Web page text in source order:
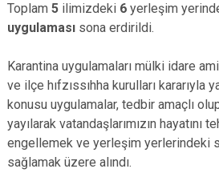
Toplam 5 ilimizdeki 6 yerleşim
uygulaması sona erdirildi.
Karantina uygulamaları mülki idare
ve ilçe hıfzıssıhha kurulları kararıyla
konusu uygulamalar, tedbir amaçlı
yayılarak vatandaşlarımızın hayatını
engellemek ve yerleşim yerlerindeki
sağlamak üzere alındı.